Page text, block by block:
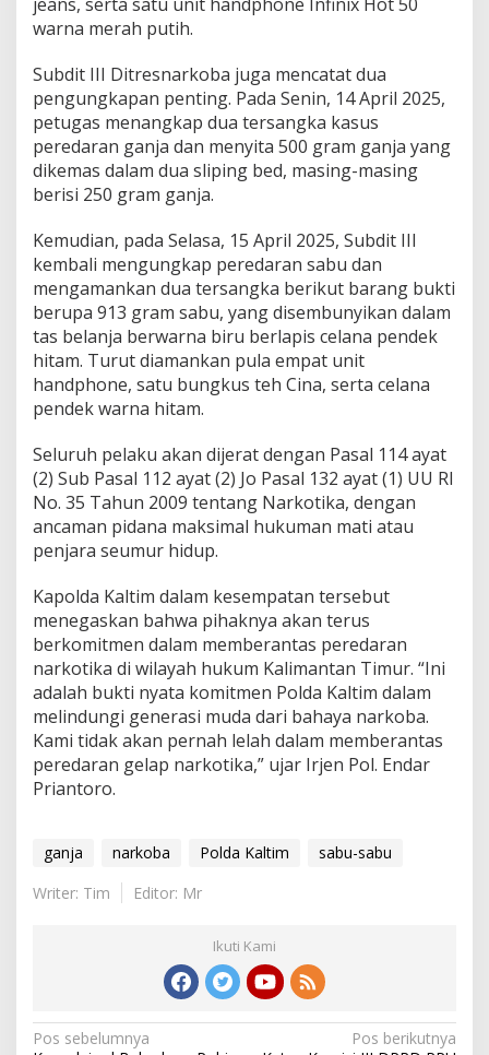
warna merah putih.
Subdit III Ditresnarkoba juga mencatat dua
pengungkapan penting. Pada Senin, 14 April 2025,
petugas menangkap dua tersangka kasus
peredaran ganja dan menyita 500 gram ganja yang
dikemas dalam dua sliping bed, masing-masing
berisi 250 gram ganja.
Kemudian, pada Selasa, 15 April 2025, Subdit III
kembali mengungkap peredaran sabu dan
mengamankan dua tersangka berikut barang bukti
berupa 913 gram sabu, yang disembunyikan dalam
tas belanja berwarna biru berlapis celana pendek
hitam. Turut diamankan pula empat unit
handphone, satu bungkus teh Cina, serta celana
pendek warna hitam.
Seluruh pelaku akan dijerat dengan Pasal 114 ayat
(2) Sub Pasal 112 ayat (2) Jo Pasal 132 ayat (1) UU RI
No. 35 Tahun 2009 tentang Narkotika, dengan
ancaman pidana maksimal hukuman mati atau
penjara seumur hidup.
Kapolda Kaltim dalam kesempatan tersebut
menegaskan bahwa pihaknya akan terus
berkomitmen dalam memberantas peredaran
narkotika di wilayah hukum Kalimantan Timur. “Ini
adalah bukti nyata komitmen Polda Kaltim dalam
melindungi generasi muda dari bahaya narkoba.
Kami tidak akan pernah lelah dalam memberantas
peredaran gelap narkotika,” ujar Irjen Pol. Endar
Priantoro.
ganja narkoba Polda Kaltim
sabu-sabu
Writer: Tim
Editor: Mr
Ikuti Kami
Navigasi
Pos sebelumnya
Pos berikutnya